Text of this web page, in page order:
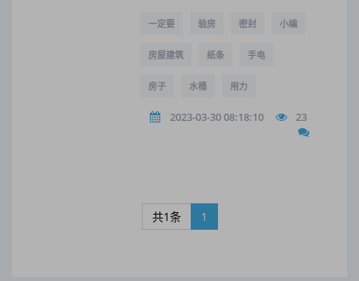
一定要 验房 密封 小编
房屋建筑 纸条 手电
房子 水桶 用力
2023-03-30 08:18:10 23
共1条 1